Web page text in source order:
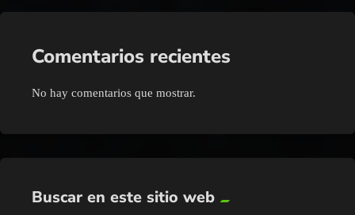
Comentarios recientes
No hay comentarios que mostrar.
Buscar en este sitio web